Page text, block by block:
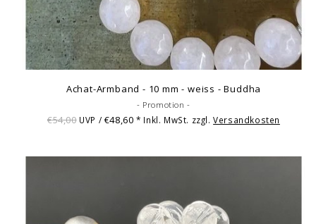
Achat-Armband - 10 mm - weiss - Buddha
- Promotion -
€54,00 UVP / €48,60* Inkl. MwSt. zzgl.Versandkosten